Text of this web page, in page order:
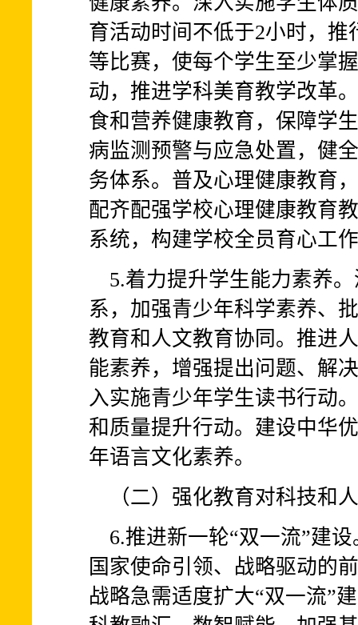
育活动时间不低于2小时，推
等比赛，使每个学生至少掌
动，推进学科美育教学改革
食和营养健康教育，保障学
病监测预警与应急处置，健
务体系。普及心理健康教育
配齐配强学校心理健康教育
系统，构建学校全员育心工
5.着力提升学生能力素养
系，加强青少年科学素养、
教育和人文教育协同。推进
能素养，增强提出问题、解
入实施青少年学生读书行动
和质量提升行动。建设中华
年语言文化素养。
（二）强化教育对科技和
6.推进新一轮“双一流”建
国家使命引领、战略驱动的
战略急需适度扩大“双一流”